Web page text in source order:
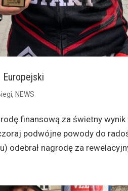
, NEWS
finansową za świetny
podwójne powody do
odebrał nagrodę za